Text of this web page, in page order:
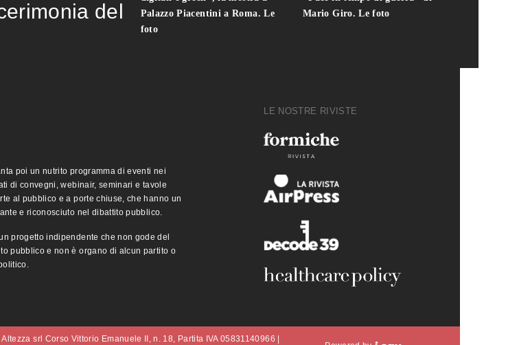
del
Palazzo Piacentini a Roma. Le
foto
Mario Giro. Le foto
poi un nutrito programma di eventi nei
di convegni, webinair, seminari e tavole
al pubblico e a porte chiuse, che hanno un
e riconosciuto nel dibattito pubblico.
progetto indipendente che non gode del
pubblico e non è organo di alcun partito o
LE NOSTRE RIVISTE
srl Corso Vittorio Emanuele II, n. 18, Partita IVA 05831140966 |